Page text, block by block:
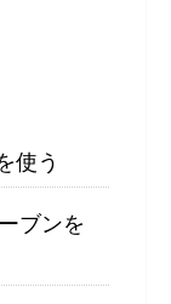
使う
ブンを